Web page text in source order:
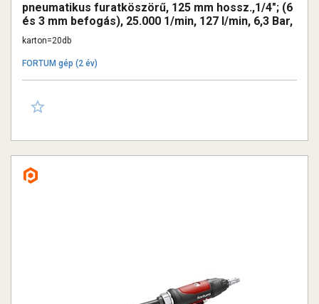
pneumatikus furatköszörű, 125 mm hossz.,1/4"; (6
és 3 mm befogás), 25.000 1/min, 127 l/min, 6,3 Bar,
1/4" csatl., 0,36kg
karton=20db
FORTUM gép (2 év)